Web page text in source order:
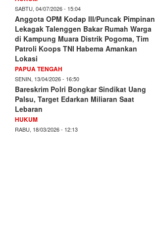
SABTU, 04/07/2026 - 15:04
Anggota OPM Kodap III/Puncak Pimpinan
Lekagak Talenggen Bakar Rumah Warga
di Kampung Muara Distrik Pogoma, Tim
Patroli Koops TNI Habema Amankan
Lokasi
PAPUA TENGAH
SENIN, 13/04/2026 - 16:50
Bareskrim Polri Bongkar Sindikat Uang
Palsu, Target Edarkan Miliaran Saat
Lebaran
HUKUM
RABU, 18/03/2026 - 12:13